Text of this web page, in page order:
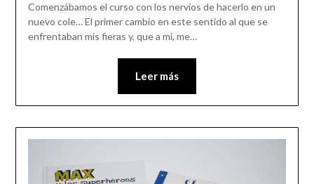
Comenzábamos el curso con los nervios de hacerlo en un
nuevo cole… El primer cambio en este sentido al que se
enfrentaban mis fieras y, que a mi, me…
Leer más